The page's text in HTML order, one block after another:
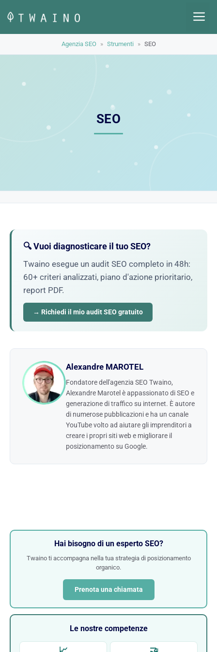
contenuto
Agenzia SEO » Strumenti » SEO
SEO
🔍 Vuoi diagnosticare il tuo SEO?
Twaino esegue un audit SEO completo in 48h:
60+ criteri analizzati, piano d'azione prioritario,
report PDF.
→ Richiedi il mio audit SEO gratuito
Alexandre MAROTEL
Fondatore dell'agenzia SEO Twaino,
Alexandre Marotel è appassionato di SEO e
generazione di traffico su internet. È autore
di numerose pubblicazioni e ha un canale
YouTube volto ad aiutare gli imprenditori a
creare i propri siti web e migliorare il
posizionamento su Google.
Hai bisogno di un esperto SEO?
Twaino ti accompagna nella tua strategia di posizionamento
organico.
Prenota una chiamata
Le nostre competenze